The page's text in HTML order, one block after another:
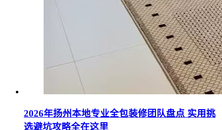
2026年扬州本地专业全包装修团队盘点 实用挑
选避坑攻略全在这里